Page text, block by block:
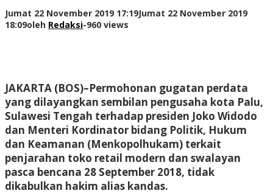
Jumat 22 November 2019 17:19Jumat 22 November 2019
18:09oleh Redaksi-960 views
JAKARTA (BOS)–Permohonan gugatan perdata
yang dilayangkan sembilan pengusaha kota Palu,
Sulawesi Tengah terhadap presiden Joko Widodo
dan Menteri Kordinator bidang Politik, Hukum
dan Keamanan (Menkopolhukam) terkait
penjarahan toko retail modern dan swalayan
pasca bencana 28 September 2018, tidak
dikabulkan hakim alias kandas.